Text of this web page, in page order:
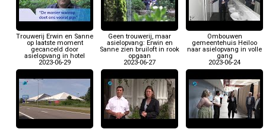
Trouwerij Erwin en Sanne
op laatste moment
gecanceld door
asielopvang in hotel
2023-06-29
Geen trouwerij, maar
asielopvang: Erwin en
Sanne zien bruiloft in rook
opgaan
2023-06-27
Ombouwen
gemeentehuis Heiloo
naar asielopvang in volle
gang
2023-06-24